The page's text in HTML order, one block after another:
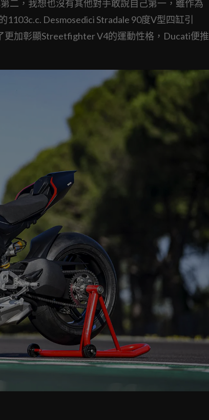
二，我想也沒有其他對手敢說自己第一，雖作為
Desmosedici Stradale 90度V型四缸引
加彰顯Streetfighter V4的運動性格，Ducati便推